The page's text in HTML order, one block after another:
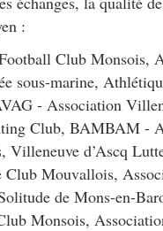
:
Club Monsois,
sous-marine,
- Association
Club, BAMBAM -
d’Ascq
Mouvallois,
de Mons-en-
Monsois,